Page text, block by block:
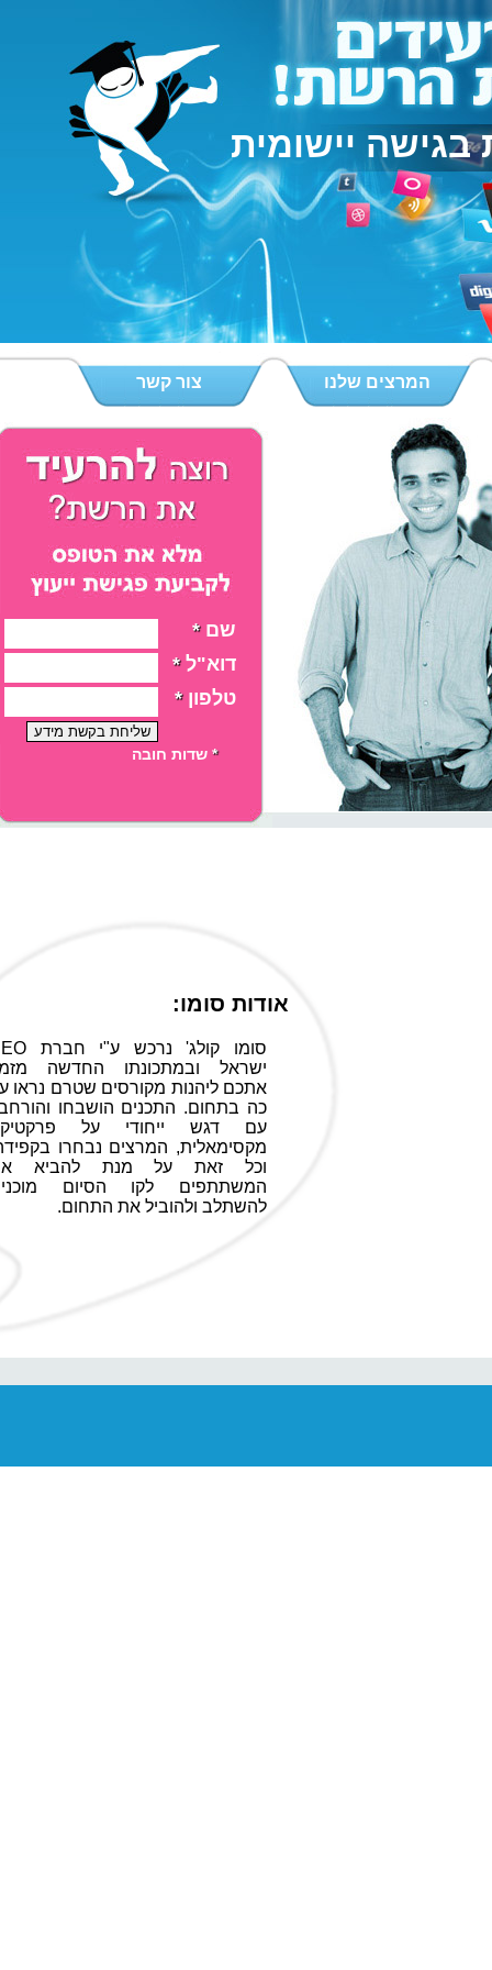
יישומית
המרצים שלנו צור קשר
שם*
דוא"ל*
טלפון*
שדות חובה
אודות סומו:
סומו קולג' נרכש ע"י חברת SEO
ישראל ובמתכונתו החדשה מזמין
אתכם ליהנות מקורסים שטרם נראו עד
כה בתחום. התכנים הושבחו והורחבו,
עם דגש ייחודי על פרקטיקה
מקסימאלית, המרצים נבחרו בקפידה,
וכל זאת על מנת להביא את
המשתתפים לקו הסיום מוכנים
להשתלב ולהוביל את התחום.